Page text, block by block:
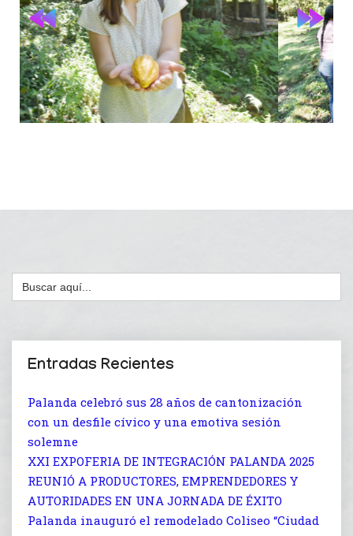
Buscar:
Entradas Recientes
Palanda celebró sus 28 años de cantonización
con un desfile cívico y una emotiva sesión
solemne
XXI EXPOFERIA DE INTEGRACIÓN PALANDA 2025
REUNIÓ A PRODUCTORES, EMPRENDEDORES Y
AUTORIDADES EN UNA JORNADA DE ÉXITO
Palanda inauguró el remodelado Coliseo “Ciudad